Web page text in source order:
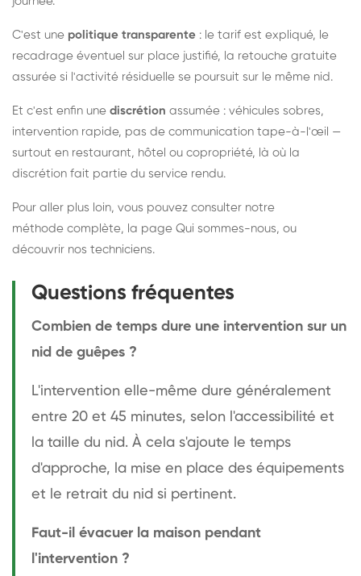
C'est une politique transparente : le tarif est expliqué, le
recadrage éventuel sur place justifié, la retouche gratuite
assurée si l'activité résiduelle se poursuit sur le même nid.
Et c'est enfin une discrétion assumée : véhicules sobres,
intervention rapide, pas de communication tape-à-l'œil —
surtout en restaurant, hôtel ou copropriété, là où la
discrétion fait partie du service rendu.
Pour aller plus loin, vous pouvez consulter notre
méthode complète, la page Qui sommes-nous, ou
découvrir nos techniciens.
Questions fréquentes
Combien de temps dure une intervention sur un
nid de guêpes ?
L'intervention elle-même dure généralement
entre 20 et 45 minutes, selon l'accessibilité et
la taille du nid. À cela s'ajoute le temps
d'approche, la mise en place des équipements
et le retrait du nid si pertinent.
Faut-il évacuer la maison pendant
l'intervention ?